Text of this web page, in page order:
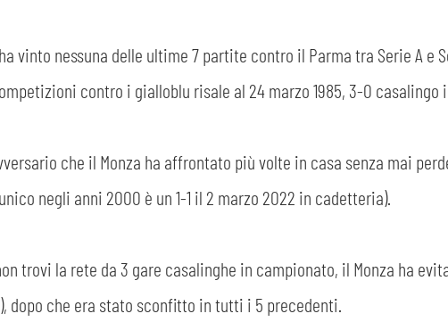
vinto nessuna delle ultime 7 partite contro il Parma tra Serie A e
contro i gialloblu risale al 24 marzo 1985, 3-0 casalingo
che il Monza ha affrontato più volte in casa senza mai
negli anni 2000 è un 1-1 il 2 marzo 2022 in cadetteria).
trovi la rete da 3 gare casalinghe in campionato, il Monza ha
dopo che era stato sconfitto in tutti i 5 precedenti.